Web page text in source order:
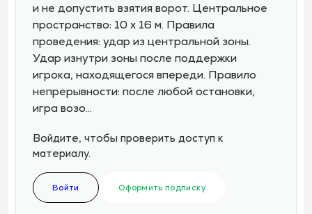
и не допустить взятия ворот. Центральное
пространство: 10 х 16 м. Правила
проведения: удар из центральной зоны.
Удар изнутри зоны после поддержки
игрока, находящегося впереди. Правило
непрерывности: после любой остановки,
игра возо…
Войдите, чтобы проверить доступ к
материалу.
Войти Оформить подписку